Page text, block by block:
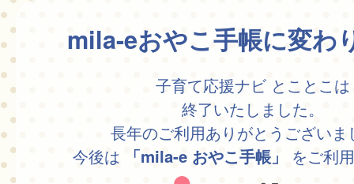
mila-eおやこ手帳に変わ
子育て応援ナビ とことこは
終了いたしました。
長年のご利用ありがとうございま
今後は
「mila-e おやこ手帳」 をご利